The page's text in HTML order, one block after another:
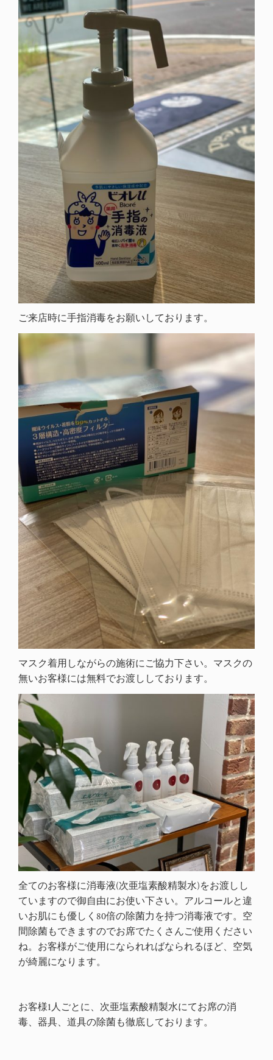
ご来店時に手指消毒をお願いしております。
マスク着用しながらの施術にご協力下さい。マスクの
無いお客様には無料でお渡ししております。
全てのお客様に消毒液(次亜塩素酸精製水)をお渡しし
ていますので御自由にお使い下さい。アルコールと違
いお肌にも優しく80倍の除菌力を持つ消毒液です。空
間除菌もできますのでお席でたくさんご使用ください
ね。お客様がご使用になられればなられるほど、空気
が綺麗になります。
お客様1人ごとに、次亜塩素酸精製水にてお席の消
毒、器具、道具の除菌も徹底しております。